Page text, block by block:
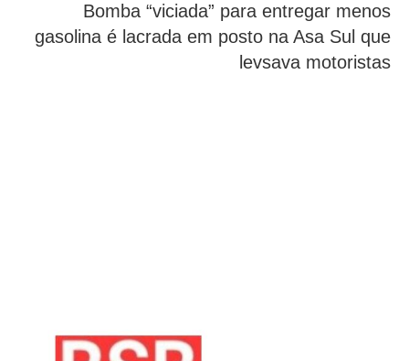
Bomba “viciada” para entregar menos
gasolina é lacrada em posto na Asa Sul que
levsava motoristas